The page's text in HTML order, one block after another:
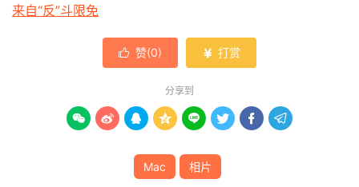
来自“反”斗限免
 赞(0)  打赏
分享到
       
Mac 相片